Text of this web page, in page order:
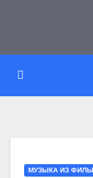
МУЗЫКА ИЗ